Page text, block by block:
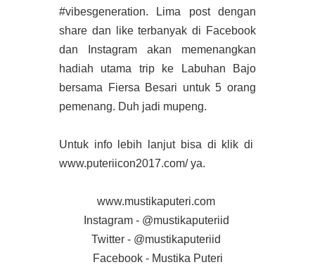
#vibesgeneration. Lima post dengan
share dan like terbanyak di Facebook
dan Instagram akan memenangkan
hadiah utama trip ke Labuhan Bajo
bersama Fiersa Besari untuk 5 orang
pemenang. Duh jadi mupeng.
Untuk info lebih lanjut bisa di klik di
www.puteriicon2017.com/ ya.
www.mustikaputeri.com
Instagram - @mustikaputeriid
Twitter - @mustikaputeriid
Facebook - Mustika Puteri